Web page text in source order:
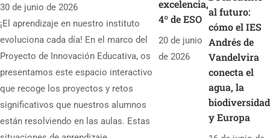
30 de junio de 2026
¡El aprendizaje en nuestro instituto
evoluciona cada día! En el marco del
Proyecto de Innovación Educativa, os
presentamos este espacio interactivo
que recoge los proyectos y retos
significativos que nuestros alumnos
están resolviendo en las aulas. Estas
excelencia,
4º de ESO
20 de junio
de 2026
al futuro:
cómo el IES
Andrés de
Vandelvira
conecta el
agua, la
biodiversidad
y Europa